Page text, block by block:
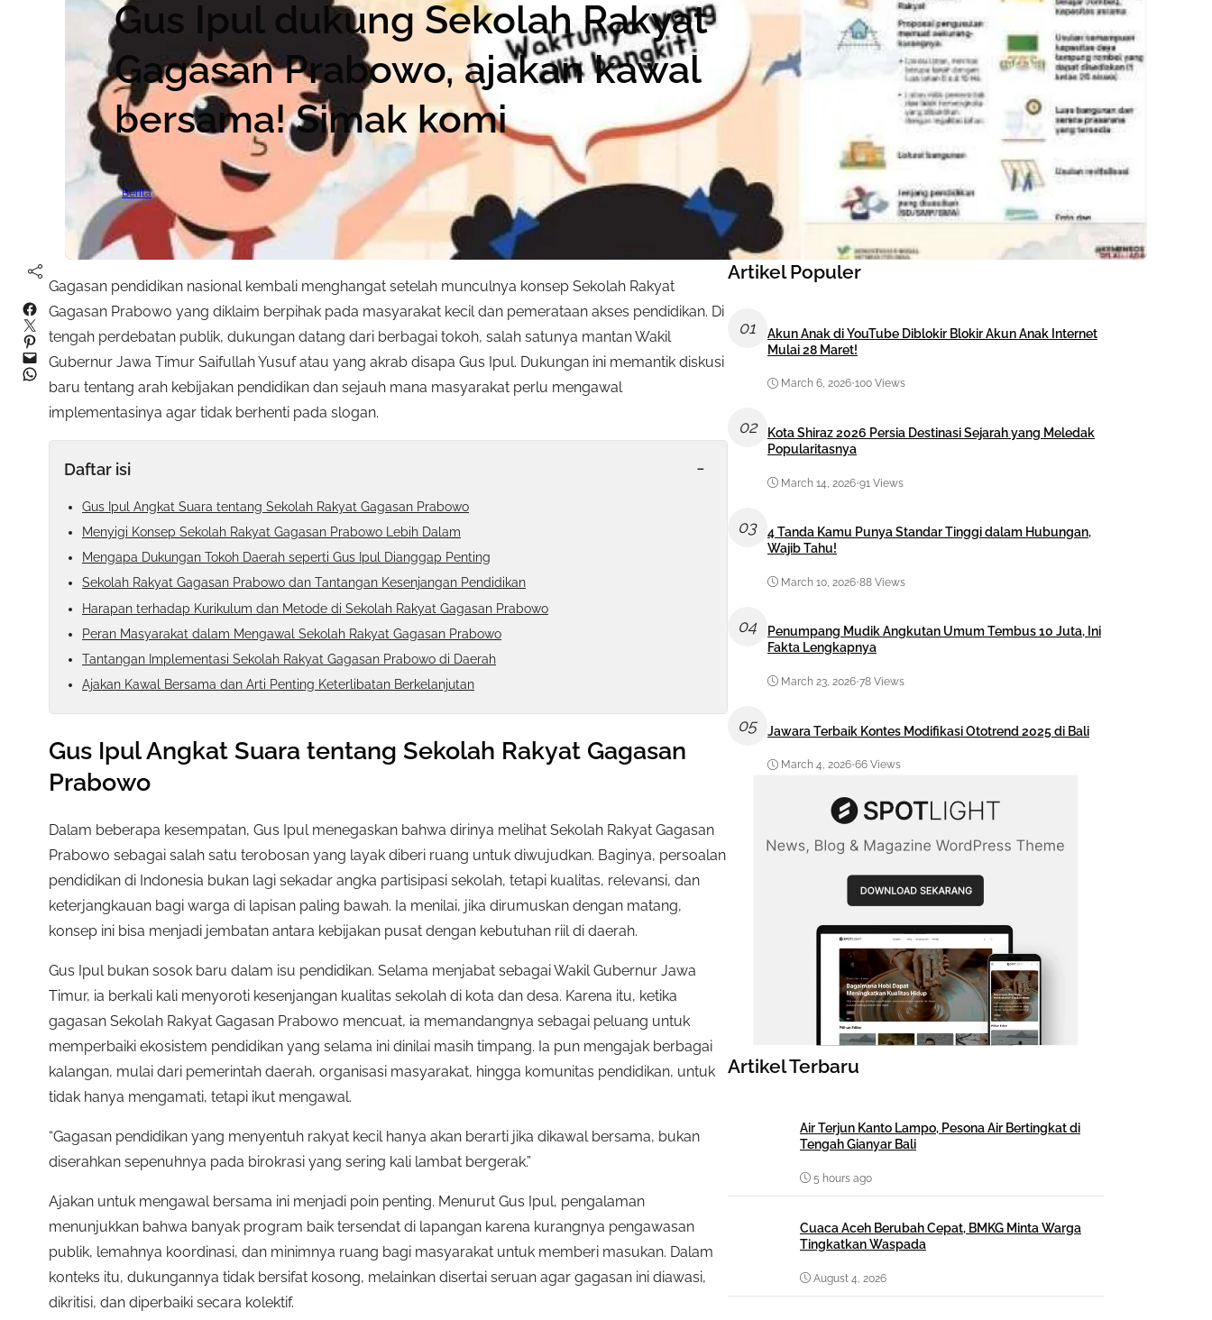
Gus Ipul dukung Sekolah Rakyat
Gagasan Prabowo, ajakan kawal
bersama! Simak komi
Berita
Facebook
Twitter
Pinterest
Mail
WhatsApp
Gagasan pendidikan nasional kembali menghangat setelah munculnya konsep Sekolah Rakyat
Gagasan Prabowo yang diklaim berpihak pada masyarakat kecil dan pemerataan akses pendidikan. Di
tengah perdebatan publik, dukungan datang dari berbagai tokoh, salah satunya mantan Wakil
Gubernur Jawa Timur Saifullah Yusuf atau yang akrab disapa Gus Ipul. Dukungan ini memantik diskusi
baru tentang arah kebijakan pendidikan dan sejauh mana masyarakat perlu mengawal
implementasinya agar tidak berhenti pada slogan.
Daftar isi -
Gus Ipul Angkat Suara tentang Sekolah Rakyat Gagasan Prabowo
Menyigi Konsep Sekolah Rakyat Gagasan Prabowo Lebih Dalam
Mengapa Dukungan Tokoh Daerah seperti Gus Ipul Dianggap Penting
Sekolah Rakyat Gagasan Prabowo dan Tantangan Kesenjangan Pendidikan
Harapan terhadap Kurikulum dan Metode di Sekolah Rakyat Gagasan Prabowo
Peran Masyarakat dalam Mengawal Sekolah Rakyat Gagasan Prabowo
Tantangan Implementasi Sekolah Rakyat Gagasan Prabowo di Daerah
Ajakan Kawal Bersama dan Arti Penting Keterlibatan Berkelanjutan
Gus Ipul Angkat Suara tentang Sekolah Rakyat Gagasan
Prabowo
Dalam beberapa kesempatan, Gus Ipul menegaskan bahwa dirinya melihat Sekolah Rakyat Gagasan
Prabowo sebagai salah satu terobosan yang layak diberi ruang untuk diwujudkan. Baginya, persoalan
pendidikan di Indonesia bukan lagi sekadar angka partisipasi sekolah, tetapi kualitas, relevansi, dan
keterjangkauan bagi warga di lapisan paling bawah. Ia menilai, jika dirumuskan dengan matang,
konsep ini bisa menjadi jembatan antara kebijakan pusat dengan kebutuhan riil di daerah.
Gus Ipul bukan sosok baru dalam isu pendidikan. Selama menjabat sebagai Wakil Gubernur Jawa
Timur, ia berkali kali menyoroti kesenjangan kualitas sekolah di kota dan desa. Karena itu, ketika
gagasan Sekolah Rakyat Gagasan Prabowo mencuat, ia memandangnya sebagai peluang untuk
memperbaiki ekosistem pendidikan yang selama ini dinilai masih timpang. Ia pun mengajak berbagai
kalangan, mulai dari pemerintah daerah, organisasi masyarakat, hingga komunitas pendidikan, untuk
tidak hanya mengamati, tetapi ikut mengawal.
“Gagasan pendidikan yang menyentuh rakyat kecil hanya akan berarti jika dikawal bersama, bukan
diserahkan sepenuhnya pada birokrasi yang sering kali lambat bergerak.”
Ajakan untuk mengawal bersama ini menjadi poin penting. Menurut Gus Ipul, pengalaman
menunjukkan bahwa banyak program baik tersendat di lapangan karena kurangnya pengawasan
publik, lemahnya koordinasi, dan minimnya ruang bagi masyarakat untuk memberi masukan. Dalam
konteks itu, dukungannya tidak bersifat kosong, melainkan disertai seruan agar gagasan ini diawasi,
dikritisi, dan diperbaiki secara kolektif.
Artikel Populer
01
Akun Anak di YouTube Diblokir Blokir Akun Anak Internet
Mulai 28 Maret!
March 6, 2026•100 Views
02
Kota Shiraz 2026 Persia Destinasi Sejarah yang Meledak
Popularitasnya
March 14, 2026•91 Views
03
4 Tanda Kamu Punya Standar Tinggi dalam Hubungan,
Wajib Tahu!
March 10, 2026•88 Views
04
Penumpang Mudik Angkutan Umum Tembus 10 Juta, Ini
Fakta Lengkapnya
March 23, 2026•78 Views
05 Jawara Terbaik Kontes Modifikasi Ototrend 2025 di Bali
March 4, 2026•66 Views
Artikel Terbaru
Air Terjun Kanto Lampo, Pesona Air Bertingkat di
Tengah Gianyar Bali
5 hours ago
Cuaca Aceh Berubah Cepat, BMKG Minta Warga
Tingkatkan Waspada
August 4, 2026